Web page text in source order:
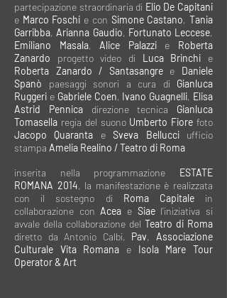
partecipazione straordinaria di Elio De Capitani
e Marco Foschi e con Simone Castano,Tania
Garribba, Arianna Gaudio, Fortunato Leccese,
Emiliano Masala, Alice Palazzie Roberta
Zanardo progetto video di Luca Brinchi e
Roberta Zanardo / Santasangree Daniele
Spanò paesaggi sonori a cura di Gianluca
Ruggeri e Gabriele Coen, Ivano Guagnelli, Elisa
Astrid Pennicadirezione tecnica Gianluca
Tomasella regia del suono Umberto Fiore foto
Jacopo Quaranta eSveva Bellucciufficio
stampa Amelia Realino / Teatro di Roma
inserita nella programmazione ESTATE
ROMANA 2014, la manifestazione è realizzata
con il sostegno di Roma Capitale in
collaborazione con Acea e Siae l’iniziativa si
avvale della collaborazione del Teatro di Roma
diretto da Antonio Calbi, Pav, Associazione
Culturale Vita Romana e Isola Mare Tour
Operator & Art